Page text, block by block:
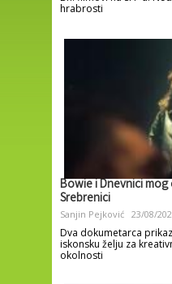
hrabrosti
Bowie i Dnevnici
Srebrenici
Sanjin Pejković 23/08/
Dva dokumetarca
iskonsku želju za
okolnosti